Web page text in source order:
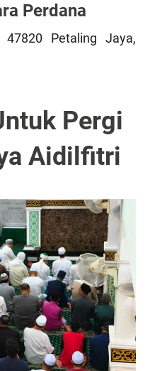
Perdana
47820 Petaling Jaya,
Pergi
Aidilfitri